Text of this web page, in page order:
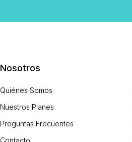
Nosotros
Quiénes Somos
Nuestros Planes
Preguntas Frecuentes